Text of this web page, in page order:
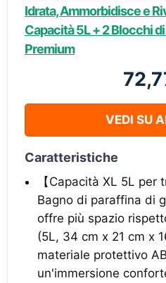
Idrata, Ammorbidisce e
Capacità 5L + 2 Blocchi
Premium
VEDI SU
Caratteristiche
【Capacità XL 5L per
Bagno di paraffina di
offre più spazio
(5L, 34 cm x 21 cm x
materiale protettivo
un'immersione